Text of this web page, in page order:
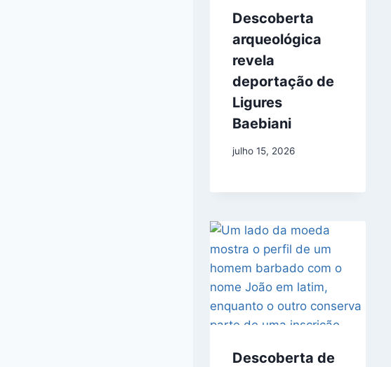
Descoberta
arqueológica
revela
deportação de
Ligures
Baebiani
julho 15, 2026
Descoberta de